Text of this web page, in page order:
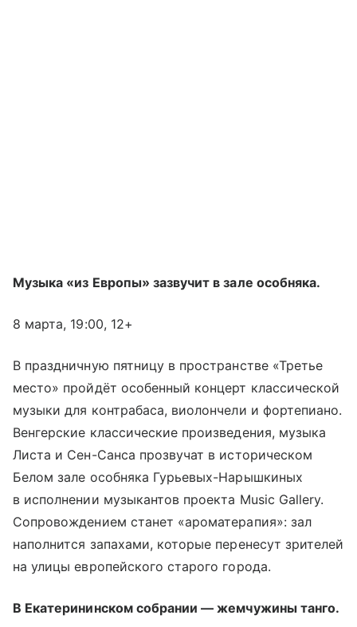
Музыка «из Европы» зазвучит в зале особняка.
8 марта, 19:00, 12+
В праздничную пятницу в пространстве «Третье
место» пройдёт особенный концерт классической
музыки для контрабаса, виолончели и фортепиано.
Венгерские классические произведения, музыка
Листа и Сен-Санса прозвучат в историческом
Белом зале особняка Гурьевых-Нарышкиных
в исполнении музыкантов проекта Music Gallery.
Сопровождением станет «ароматерапия»: зал
наполнится запахами, которые перенесут зрителей
на улицы европейского старого города.
В Екатерининском собрании — жемчужины танго.